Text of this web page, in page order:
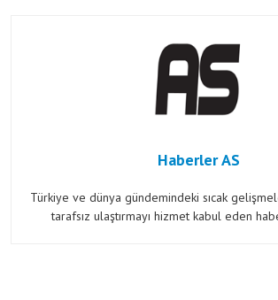
Haberler AS
Türkiye ve dünya gündemindeki sıcak
tarafsız ulaştırmayı hizmet kabul eden